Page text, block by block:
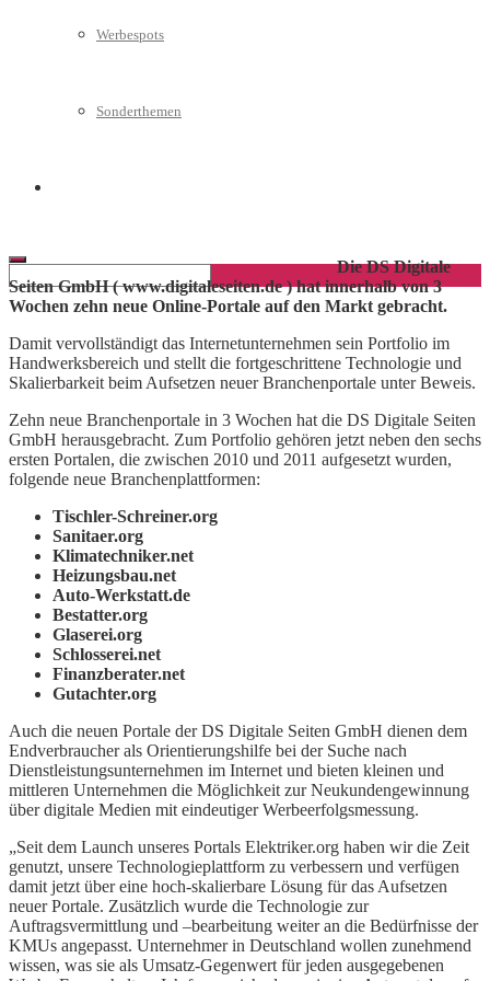
Werbespots
Sonderthemen
Markt gebracht.
ersten Portalen, die zwischen 2010 und 2011 aufgesetzt wurden,
folgende neue Branchenplattformen:
Tischler-Schreiner.org
Klimatechniker.net
Heizungsbau.net
Auto-Werkstatt.de
Bestatter.org
Glaserei.org
Schlosserei.net
Finanzberater.net
Gutachter.org
Auch die neuen Portale der DS Digitale Seiten GmbH dienen dem
Endverbraucher als Orientierungshilfe bei der Suche nach
Dienstleistungsunternehmen im Internet und bieten kleinen und
mittleren Unternehmen die Möglichkeit zur Neukundengewinnung
über digitale Medien mit eindeutiger Werbeerfolgsmessung.
„Seit dem Launch unseres Portals Elektriker.org haben wir die Zeit
genutzt, unsere Technologieplattform zu verbessern und verfügen
damit jetzt über eine hoch-skalierbare Lösung für das Aufsetzen
neuer Portale. Zusätzlich wurde die Technologie zur
Auftragsvermittlung und –bearbeitung weiter an die Bedürfnisse der
KMUs angepasst. Unternehmer in Deutschland wollen zunehmend
wissen, was sie als Umsatz-Gegenwert für jeden ausgegebenen
Werbe-Euro erhalten. Ich freue mich, dass wir eine Antwort darauf
haben.“, so Waldemar Zeiler, Geschäftsführer der DS Digitale
Seiten GmbH.
Digitale SeitenDS Neue Portale
Previous Article Weitere erfolgreiche Finanzierungsrunde für
JustbookNext ArticleTomorrow Focus übernimmt jetzt netmoms für
2,5 Millionen Euro